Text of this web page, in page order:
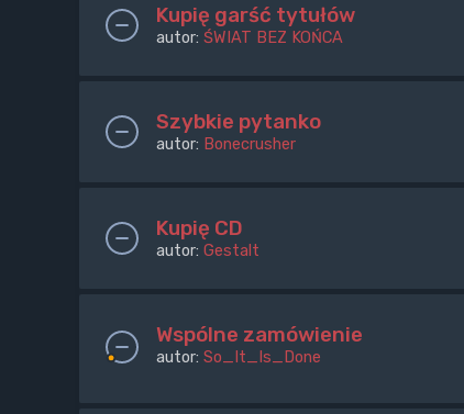
Kupię garść tytułów
autor: ŚWIAT BEZ KOŃCA
Szybkie pytanko
autor: Bonecrusher
Kupię CD
autor: Gestalt
Wspólne zamówienie
autor: So_It_Is_Done